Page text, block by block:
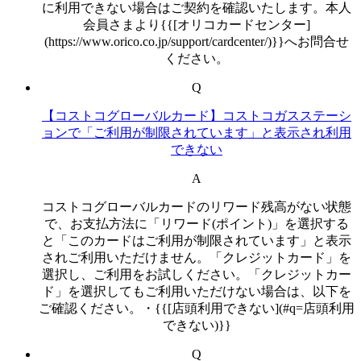
に利用できない場合はご契約を確認いたします。本人
会員さまより{{[オリコカードセンター]
(https://www.orico.co.jp/support/cardcenter/)}}へお問合せ
ください。
Q
【コストコグローバルカード】コストコガスステーシ
ョンで「ご利用が制限されています」と表示され利用
できない
A
コストコグローバルカードのリワード残高がない状態
で、お支払方法に「リワード(ポイント)」を選択する
と「このカードはご利用が制限されています」と表示
されご利用いただけません。「クレジットカード」を
選択し、ご利用をお試しください。「クレジットカー
ド」を選択してもご利用いただけない場合は、以下を
ご確認ください。・{{[店頭利用できない](#q=店頭利用
できない)}}
Q